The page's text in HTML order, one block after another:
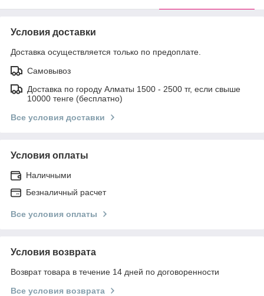
Условия доставки
Доставка осуществляется только по предоплате.
Самовывоз
Доставка по городу Алматы 1500 - 2500 тг, если свыше
10000 тенге (бесплатно)
Все условия доставки
Условия оплаты
Наличными
Безналичный расчет
Все условия оплаты
Условия возврата
Возврат товара в течение 14 дней по договоренности
Все условия возврата